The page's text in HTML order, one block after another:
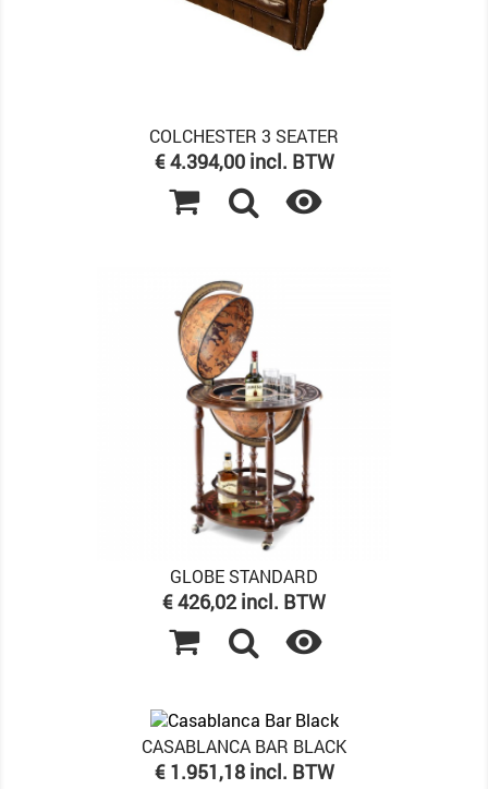
COLCHESTER 3 SEATER
Prijs
€ 4.394,00 incl. BTW

GLOBE STANDARD
Prijs
€ 426,02 incl. BTW

CASABLANCA BAR BLACK
Prijs
€ 1.951,18 incl. BTW